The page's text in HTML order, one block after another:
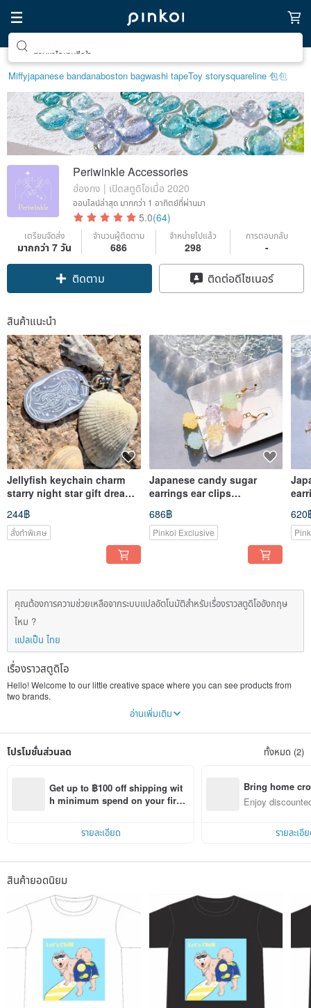
Miffyjapanese bandanaboston bagwashi tapeToy storysquareline 包包
Periwinkle Accessories
ฮ่องกง | เปิดสตูดิโอเมื่อ 2020
ออนไลน์ล่าสุด มากกว่า 1 อาทิตย์ที่ผ่านมา
5.0(64)
เตรียมจัดส่ง
มากกว่า 7 วัน
จำนวนผู้ติดตาม
686
จำหน่ายไปแล้ว
298
การตอบกลับ
-
Claim coupon
ติดต่อดีไซเนอร์
สินค้าแนะนำ
Jellyfish keychain charm
starry night star gift dreamy
cute ocean
244฿
สั่งทำพิเศษ
Japanese candy sugar
earrings ear clips
handmade accessories
686฿
Pinkoi Exclusive
620
คุณต้องการความช่วยเหลือจากระบบแปลอัตโนมัติสำหรับเรื่องราวสตูดิโออังกฤษ
ไหม ?
แปลเป็น ไทย
เรื่องราวสตูดิโอ
Hello! Welcome to our little creative space where you can see products from
two brands.
✩*.ﾟ Handmade accessories → Periwinkle Accessories
stamps to postcards and fabric bags as well as journaling supplies. Worldwide
shipping. We accept commissions. ❃
อ่านเพิ่มเติม
โปรโมชั่นส่วนลด ทั้งหมด (2)
Get up to ฿100 off shipping wit
h minimum spend on your first
รายละเอียด
Bring home
n with ease
Enjoy
รายละเอี
สินค้ายอดนิยม